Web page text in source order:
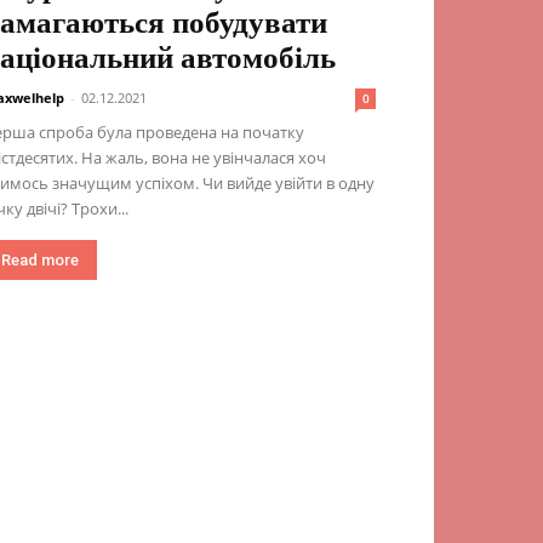
побудувати
автомобіль
- 02.12.2021 0
спроба була проведена на початку
На жаль, вона не увінчалася хоч
значущим успіхом. Чи вийде увійти в одну
двічі? Трохи...
Read more